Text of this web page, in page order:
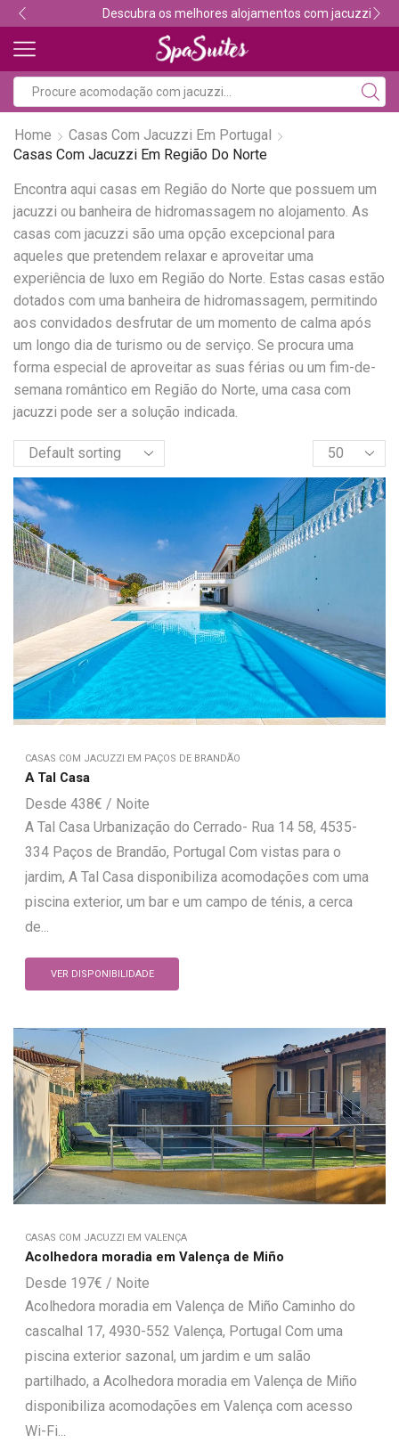
Descubra os melhores alojamentos com jacuzzi
Home
Casas Com Jacuzzi Em Portugal
Casas Com Jacuzzi Em Região Do Norte
Encontra aqui casas em Região do Norte que possuem um
jacuzzi ou banheira de hidromassagem no alojamento. As
casas com jacuzzi são uma opção excepcional para
aqueles que pretendem relaxar e aproveitar uma
experiência de luxo em Região do Norte. Estas casas estão
dotados com uma banheira de hidromassagem, permitindo
aos convidados desfrutar de um momento de calma após
um longo dia de turismo ou de serviço. Se procura uma
forma especial de aproveitar as suas férias ou um fim-de-
semana romântico em Região do Norte, uma casa com
jacuzzi pode ser a solução indicada.
CASAS COM JACUZZI EM PAÇOS DE BRANDÃO
A Tal Casa
438€
A Tal Casa Urbanização do Cerrado- Rua 14 58, 4535-
334 Paços de Brandão, Portugal Com vistas para o
jardim, A Tal Casa disponibiliza acomodações com uma
piscina exterior, um bar e um campo de ténis, a cerca
de...
VER DISPONIBILIDADE
CASAS COM JACUZZI EM VALENÇA
Acolhedora moradia em Valença de Miño
197€
Acolhedora moradia em Valença de Miño Caminho do
cascalhal 17, 4930-552 Valença, Portugal Com uma
piscina exterior sazonal, um jardim e um salão
partilhado, a Acolhedora moradia em Valença de Miño
disponibiliza acomodações em Valença com acesso
Wi-Fi...